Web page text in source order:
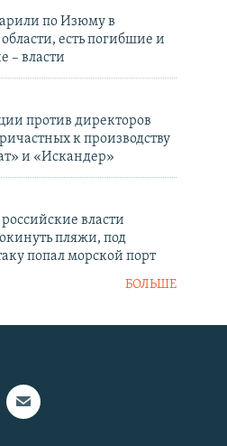
по Изюму в
есть погибшие и
– власти
против директоров
к производству
и «Искандер»
власти
пляжи, под
попал морской порт
БОЛЬШЕ